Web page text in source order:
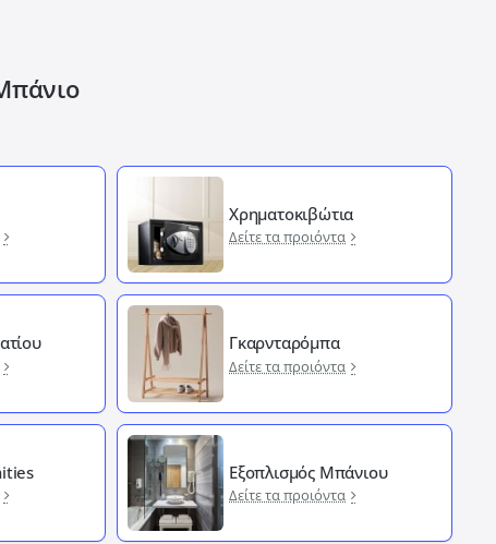
Χρηματοκιβώτια
Δείτε τα προιόντα
Γκαρνταρόμπα
Δείτε τα προιόντα
Εξοπλισμός Μπάνιου
Δείτε τα προιόντα